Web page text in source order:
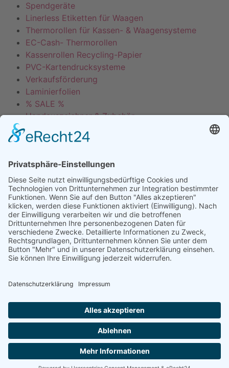
Spendgeräte
Linerless Etiketten für Waagen
Thermorollen für Kassen- & Waagensysteme
EC-Cash- Thermorollen
Kassenrollen Recycling-Papier
PVC-Kartendrucksysteme
Verkaufsförderung
Laminierfolien
% SALE %
Handauszeichner & Zubehör
Thermodrucksysteme
Spendgeräte
Thermorollen für Kassen- & Waagensysteme
EC-Cash- Thermorollen
Kassenrollen Recycling-Papier
PVC-Kartendrucksysteme
Verkaufsförderung
Laminierfolien
©2024 Dombrowski
Datenschutzerklärung
Widerrufsrecht